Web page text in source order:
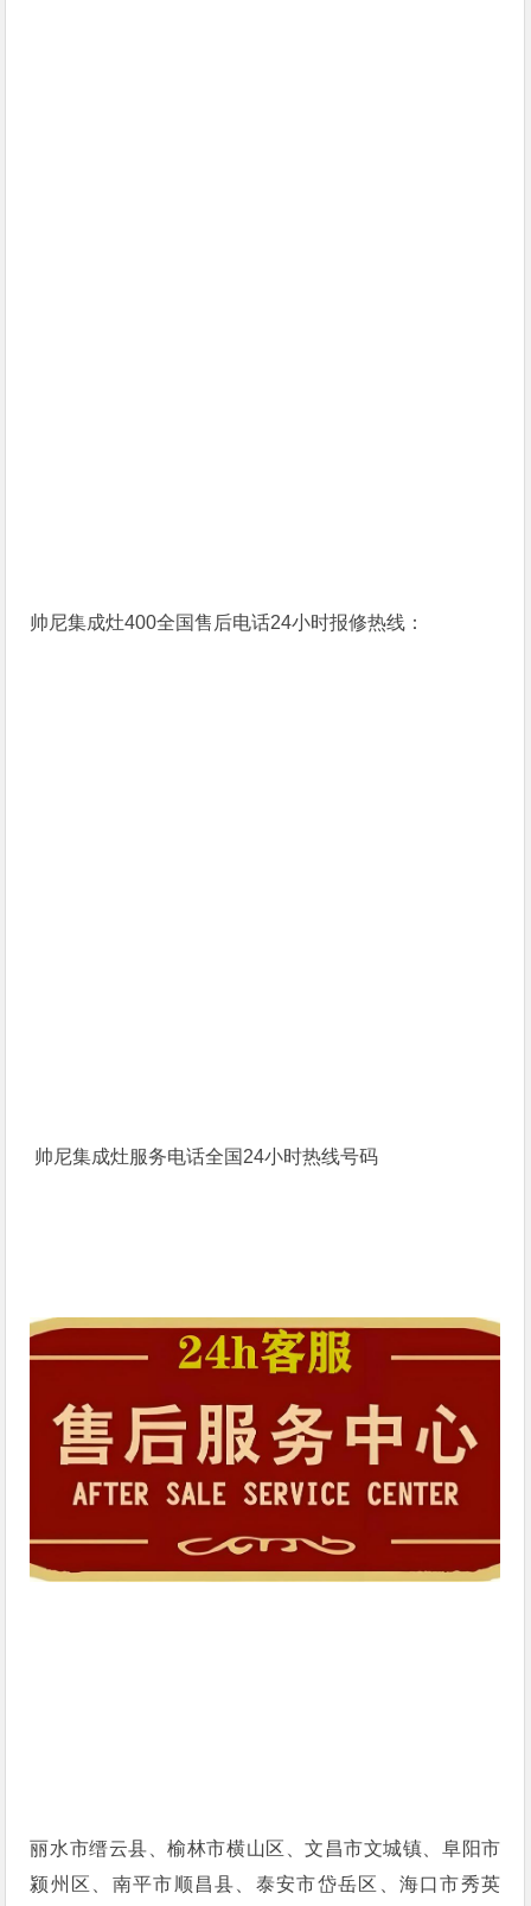
帅尼集成灶400全国售后电话24小时报修热线：
帅尼集成灶服务电话全国24小时热线号码
丽水市缙云县、榆林市横山区、文昌市文城镇、阜阳市
颍州区、南平市顺昌县、泰安市岱岳区、海口市秀英